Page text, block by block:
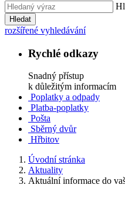
Hledat
rozšířené vyhledávání
Rychlé odkazy
Snadný přístup
k důležitým informacím
Poplatky a odpady
Platba-poplatky
Pošta
Sběrný dvůr
Hřbitov
Úvodní stránka
Aktuality
Aktuální informace do